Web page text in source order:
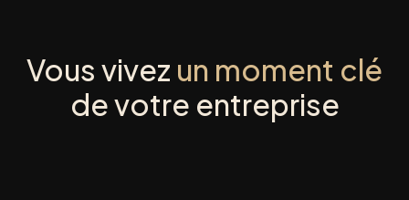
Vous vivez un moment clé
de votre entreprise